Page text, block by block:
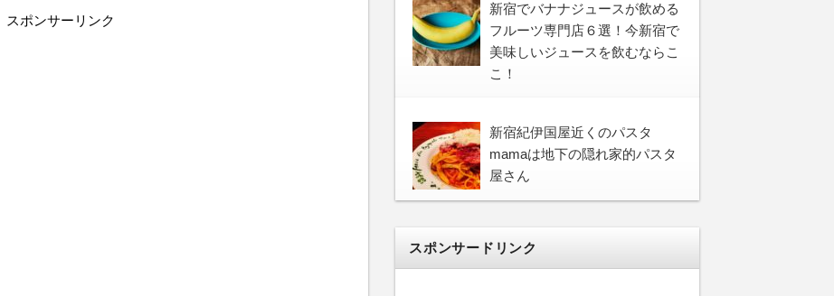
スポンサーリンク
新宿でバナナジュースが飲める
フルーツ専門店６選！今新宿で
美味しいジュースを飲むならこ
こ！
新宿紀伊国屋近くのパスタ
mamaは地下の隠れ家的パスタ
屋さん
スポンサードリンク